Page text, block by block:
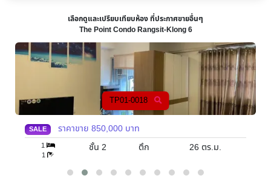
เลือกดูและเปรียบเทียบห้อง ที่ประกาศขายอื่นๆ
The Point Condo Rangsit-Klong 6
TP01-0018
SALE ราคาขาย850,000 บาท
1
1
ชั้น 2 ตึก 26 ตร.ม.